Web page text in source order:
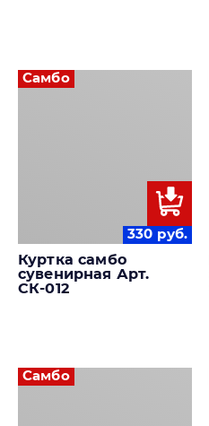
Самбо
330 руб.
Куртка самбо
сувенирная Арт.
СК-012
Самбо